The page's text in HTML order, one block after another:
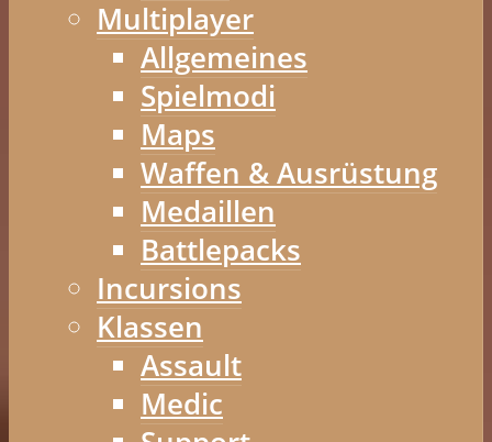
Multiplayer
Allgemeines
Spielmodi
Maps
Waffen & Ausrüstung
Medaillen
Battlepacks
Incursions
Klassen
Assault
Medic